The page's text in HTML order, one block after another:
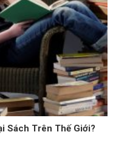
Sách Trên Thế Giới?